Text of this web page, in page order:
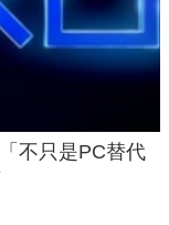
不只是PC替代